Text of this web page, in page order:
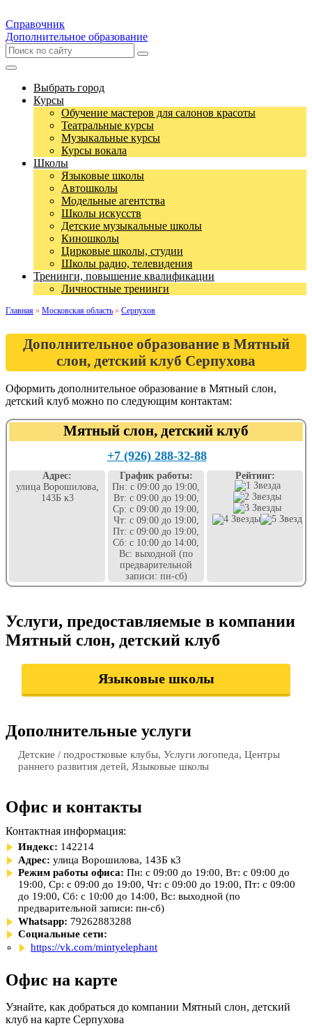
Справочник
Дополнительное образование
Выбрать город
Курсы
Обучение мастеров для салонов красоты
Театральные курсы
Музыкальные курсы
Курсы вокала
Школы
Языковые школы
Автошколы
Модельные агентства
Школы искусств
Детские музыкальные школы
Киношколы
Цирковые школы, студии
Школы радио, телевидения
Тренинги, повышение квалификации
Личностные тренинги
Главная » Московская область » Серпухов
Дополнительное образование в Мятный
слон, детский клуб Серпухова
Оформить дополнительное образование в Мятный слон,
детский клуб можно по следующим контактам:
Мятный слон, детский клуб
+7 (926) 288-32-88
Адрес:
улица Ворошилова,
143Б к3
График работы:
Пн: с 09:00 до 19:00,
Вт: с 09:00 до 19:00,
Ср: с 09:00 до 19:00,
Чт: с 09:00 до 19:00,
Пт: с 09:00 до 19:00,
Сб: с 10:00 до 14:00,
Вс: выходной (по
предварительной
записи: пн-сб)
Рейтинг:
Услуги, предоставляемые в компании
Мятный слон, детский клуб
Языковые школы
Дополнительные услуги
Детские / подростковые клубы, Услуги логопеда, Центры
раннего развития детей, Языковые школы
Офис и контакты
Контактная информация:
Индекс: 142214
Адрес: улица Ворошилова, 143Б к3
Режим работы офиса: Пн: с 09:00 до 19:00, Вт: с 09:00 до
19:00, Ср: с 09:00 до 19:00, Чт: с 09:00 до 19:00, Пт: с 09:00
до 19:00, Сб: с 10:00 до 14:00, Вс: выходной (по
предварительной записи: пн-сб)
Whatsapp: 79262883288
Социальные сети:
https://vk.com/mintyelephant
Офис на карте
Узнайте, как добраться до компании Мятный слон, детский
клуб на карте Серпухова